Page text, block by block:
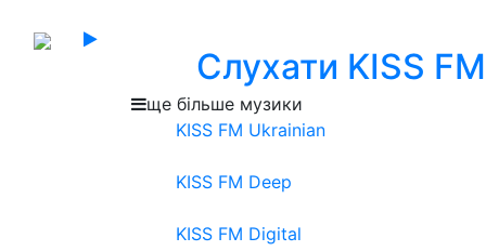
Слухати KISS FM
ще більше музики
KISS FM Ukrainian
KISS FM Deep
KISS FM Digital